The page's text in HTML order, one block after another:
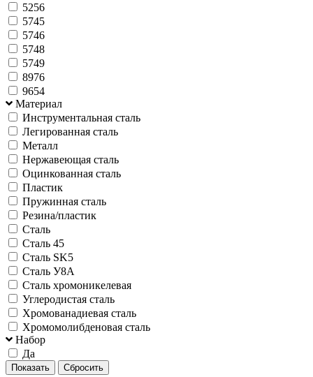
5256
5745
5746
5748
5749
8976
9654
Материал
Инструментальная сталь
Легированная сталь
Металл
Нержавеющая сталь
Оцинкованная сталь
Пластик
Пружинная сталь
Резина/пластик
Сталь
Сталь 45
Сталь SK5
Сталь У8А
Сталь хромоникелевая
Углеродистая сталь
Хромованадиевая сталь
Хромомолибденовая сталь
Набор
Да